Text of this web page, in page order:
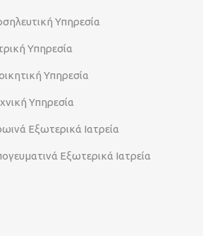
Υπηρεσία
Υπηρεσία
Υπηρεσία
Υπηρεσία
Εξωτερικά Ιατρεία
Εξωτερικά Ιατρεία